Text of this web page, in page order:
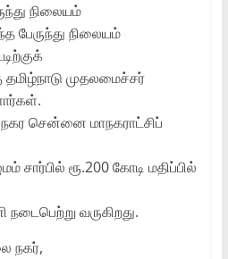
நிலையம்
பேருந்து நிலையம்
முதலமைச்சர்
சென்னை மாநகராட்சிப்
சார்பில் ரூ.200 கோடி மதிப்பில்
வருகிறது.
நகர்,